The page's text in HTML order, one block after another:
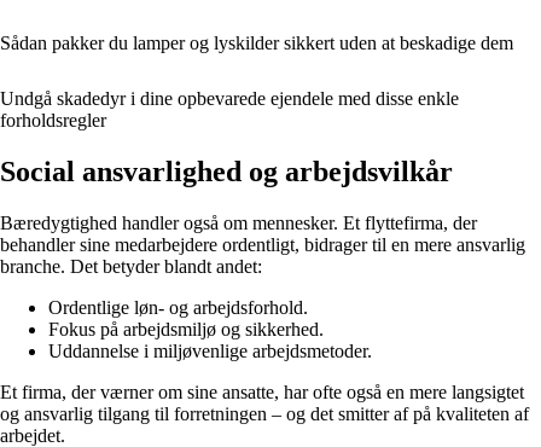
Sådan pakker du lamper og lyskilder sikkert uden at beskadige dem
Undgå skadedyr i dine opbevarede ejendele med disse enkle
forholdsregler
Social ansvarlighed og arbejdsvilkår
Bæredygtighed handler også om mennesker. Et flyttefirma, der
behandler sine medarbejdere ordentligt, bidrager til en mere ansvarlig
branche. Det betyder blandt andet:
Ordentlige løn- og arbejdsforhold.
Fokus på arbejdsmiljø og sikkerhed.
Uddannelse i miljøvenlige arbejdsmetoder.
Et firma, der værner om sine ansatte, har ofte også en mere langsigtet
og ansvarlig tilgang til forretningen – og det smitter af på kvaliteten af
arbejdet.